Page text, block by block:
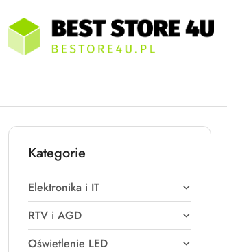
Przejdź do treści głównej
Przejdź do wyszukiwarki
Przejdź do moje konto
Przejdź do menu głównego
Przejdź do stopki
Kategorie
Elektronika i IT
RTV i AGD
Oświetlenie LED